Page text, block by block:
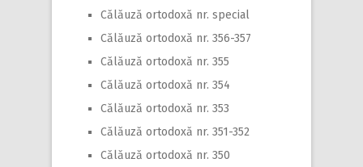
Călăuză ortodoxă nr. special
Călăuză ortodoxă nr. 356-357
Călăuză ortodoxă nr. 355
Călăuză ortodoxă nr. 354
Călăuză ortodoxă nr. 353
Călăuză ortodoxă nr. 351-352
Călăuză ortodoxă nr. 350